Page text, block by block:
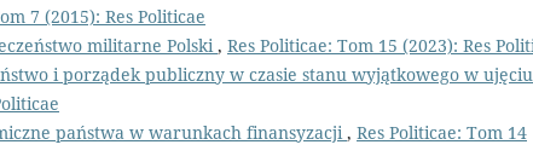
7 (2015): Res Politicae
militarne Polski, Res Politicae: Tom 15 (2023): Res
i porządek publiczny w czasie stanu wyjątkowego w ujęciu
państwa w warunkach finansyzacji, Res Politicae: Tom 14